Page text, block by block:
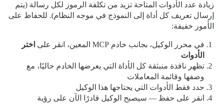
زيادة عدد الأدوات المتاحة تزيد من تكلفة الرموز لكل رسالة (يتم
إرسال تعريف كل أداة إلى النموذج في موجه النظام). للحفاظ على
الأمور خفيفة:
في محرر الوكيل، بجانب خادم MCP المعين، انقر على
اختر
الأدوات
تظهر نافذة منبثقة كل الأداة التي يعرضها الخادم حاليًا، مع
وصفها وقائمة المعاملات
حدد فقط الأدوات التي يحتاجها هذا الوكيل
انقر على حفظ — سيصبح الوكيل قادرًا الآن على رؤية